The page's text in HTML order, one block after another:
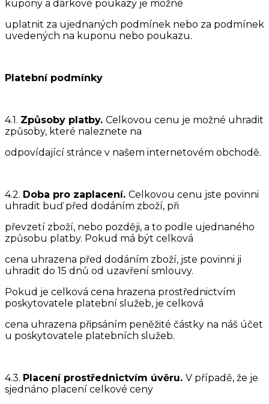
kupony a dárkové poukazy je možné
uplatnit za ujednaných podmínek nebo za podmínek
uvedených na kuponu nebo poukazu.
Platební podmínky
4.1. Způsoby platby. Celkovou cenu je možné uhradit
způsoby, které naleznete na
odpovídající stránce v našem internetovém obchodě.
4.2. Doba pro zaplacení. Celkovou cenu jste povinni
uhradit buď před dodáním zboží, při
převzetí zboží, nebo později, a to podle ujednaného
způsobu platby. Pokud má být celková
cena uhrazena před dodáním zboží, jste povinni ji
uhradit do 15 dnů od uzavření smlouvy.
Pokud je celková cena hrazena prostřednictvím
poskytovatele platební služeb, je celková
cena uhrazena připsáním peněžité částky na náš účet
u poskytovatele platebních služeb.
4.3. Placení prostřednictvím úvěru. V případě, že je
sjednáno placení celkové ceny